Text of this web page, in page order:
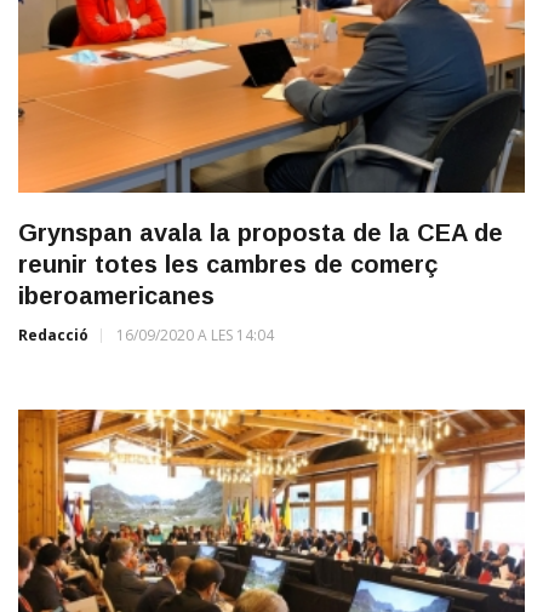
Grynspan avala la proposta de la CEA de
reunir totes les cambres de comerç
iberoamericanes
Redacció 16/09/2020 A LES 14:04